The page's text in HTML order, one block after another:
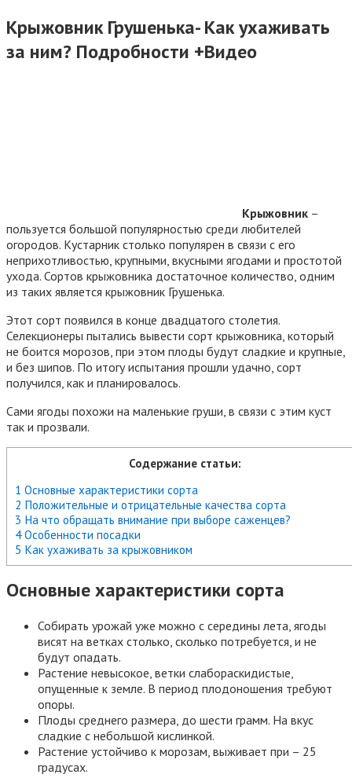
Крыжовник Грушенька- Как ухаживать
за ним? Подробности +Видео
Крыжовник –
пользуется большой популярностью среди любителей
огородов. Кустарник столько популярен в связи с его
неприхотливостью, крупными, вкусными ягодами и простотой
ухода. Сортов крыжовника достаточное количество, одним
из таких является крыжовник Грушенька.
Этот сорт появился в конце двадцатого столетия.
Селекционеры пытались вывести сорт крыжовника, который
не боится морозов, при этом плоды будут сладкие и крупные,
и без шипов. По итогу испытания прошли удачно, сорт
получился, как и планировалось.
Сами ягоды похожи на маленькие груши, в связи с этим куст
так и прозвали.
Содержание статьи:
1 Основные характеристики сорта
2 Положительные и отрицательные качества сорта
3 На что обращать внимание при выборе саженцев?
4 Особенности посадки
5 Как ухаживать за крыжовником
Основные характеристики сорта
Собирать урожай уже можно с середины лета, ягоды
висят на ветках столько, сколько потребуется, и не
будут опадать.
Растение невысокое, ветки слабораскидистые,
опущенные к земле. В период плодоношения требуют
опоры.
Плоды среднего размера, до шести грамм. На вкус
сладкие с небольшой кислинкой.
Растение устойчиво к морозам, выживает при – 25
градусах.